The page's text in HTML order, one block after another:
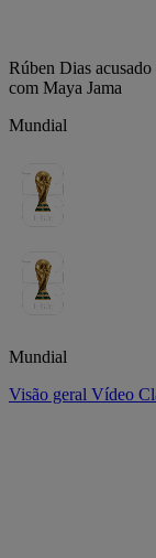
Rúben Dias
com Maya Jama
Mundial
Mundial
Visão geral Vídeo